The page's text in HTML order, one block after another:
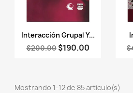
Vista rápida
Interacción Grupal Y...
$200.00 $190.00
Mostrando 1-12 de 85 artículo(s)